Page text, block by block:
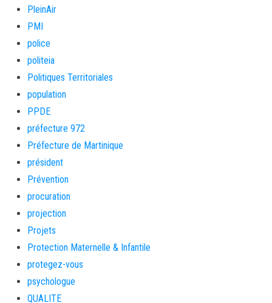
PleinAir
PMI
police
politeia
Politiques Territoriales
population
PPDE
préfecture 972
Préfecture de Martinique
président
Prévention
procuration
projection
Projets
Protection Maternelle & Infantile
protegez-vous
psychologue
QUALITE